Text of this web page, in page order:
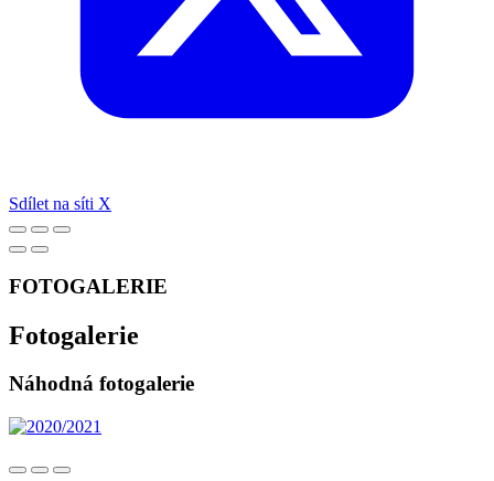
Sdílet na síti X
FOTOGALERIE
Fotogalerie
Náhodná fotogalerie